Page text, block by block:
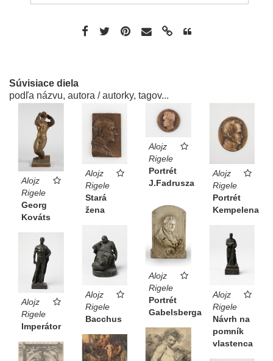
Súvisiace diela
podľa názvu, autora / autorky, tagov...
Alojz
Rigele
Georg
Kováts
Alojz
Rigele
Stará
žena
Alojz
Rigele
Portrét
J.Fadrusza
Alojz
Rigele
Portrét
Kempelena
Alojz
Rigele
Portrét
Gabelsberga
Alojz
Rigele
Bacchus
Alojz
Rigele
Návrh na
pomník
vlastenca
Alojz
Rigele
Imperátor